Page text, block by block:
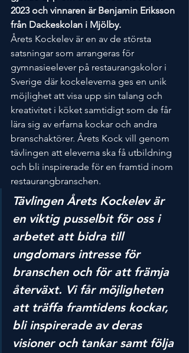
2023 och vinnaren är Benjamin Eriksson
från Dackeskolan i Mjölby.
Årets Kockelev är en av de största
satsningar som arrangeras för
gymnasieelever på restaurangskolor i
Sverige där kockeleverna ges en unik
möjlighet att visa upp sin talang och
kreativitet i köket samtidigt som de får
lära sig av erfarna kockar och andra
branschaktörer. Årets Kock vill genom
tävlingen att eleverna ska få utbildning
och bli inspirerade för en framtid inom
restaurangbranschen.
Tävlingen Årets Kockelev är
en viktig pusselbit för oss i
arbetet att bidra till
ungdomars intresse för
branschen och för att främja
återväxt. Vi får möjligheten
att träffa framtidens kockar,
bli inspirerade av deras
visioner och tankar samt följa